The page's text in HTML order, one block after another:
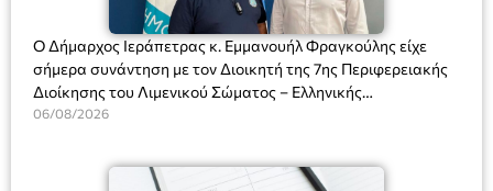
Ο Δήμαρχος Ιεράπετρας κ. Εμμανουήλ Φραγκούλης είχε
σήμερα συνάντηση με τον Διοικητή της 7ης Περιφερειακής
Διοίκησης του Λιμενικού Σώματος – Ελληνικής
Ακτοφυλακής (Λ.Σ.-ΕΛ.ΑΚΤ.), Αρχιπλοίαρχο Λ.Σ. κ. Ιωάννη
06/08/2026